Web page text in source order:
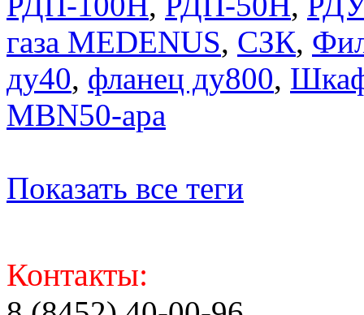
газа MEDENUS, СЗК,
ду40, фланец ду800,
MBN50-apa
Показать все теги
Контакты: